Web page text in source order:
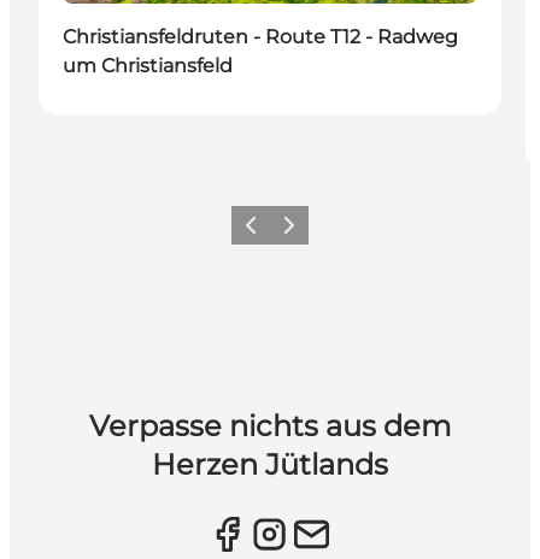
Christiansfeldruten - Route T12 - Radweg
um Christiansfeld
Vorherige Folie
Nächste Folie
Verpasse nichts aus dem
Herzen Jütlands